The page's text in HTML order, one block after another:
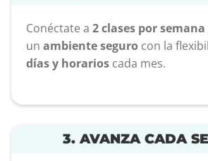
Conéctate a 2 clases por semana
un ambiente seguro con la
días y horarios cada mes.
3. AVANZA CADA